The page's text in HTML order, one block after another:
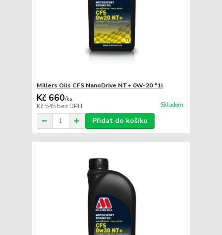
Millers Oils CFS NanoDrive NT+ 0W-20 *1l
Kč 660/ks
Kč 545 bez DPH Skladem
Přidat do košíku